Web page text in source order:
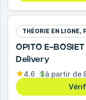
THÉORIE EN LIGNE,
OPITO E-
Delivery
4.6 $à partir de